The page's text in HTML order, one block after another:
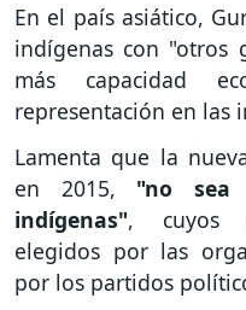
En el país asiático,
indígenas con "otros
más capacidad
representación en las
Lamenta que la
en 2015, "no sea
indígenas", cuyos
elegidos por las
por los partidos